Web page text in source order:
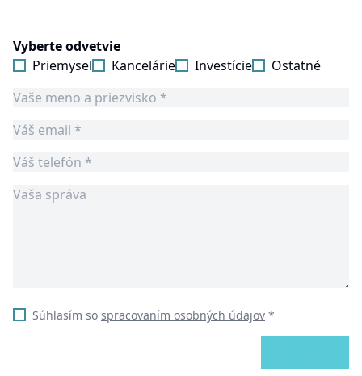
Vyberte odvetvie
Priemysel
Kancelárie Investície Ostatné
Súhlasím so spracovaním osobných údajov *